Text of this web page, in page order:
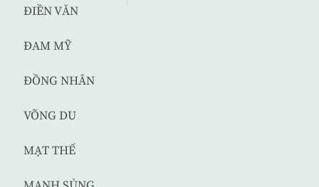
ĐIỀN VĂN
ĐAM MỸ
ĐỒNG NHÂN
VÕNG DU
MẠT THẾ